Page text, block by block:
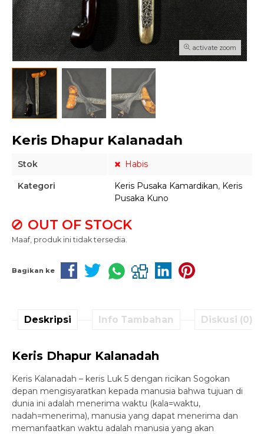
activate zoom
Keris Dhapur Kalanadah
Stok Habis
Kategori Keris Pusaka Kamardikan, Keris
Pusaka Kuno
OUT OF STOCK
Maaf, produk ini tidak tersedia.
Bagikan ke
Deskripsi Info Tambahan Diskusi (0)
Keris Dhapur Kalanadah
Keris Kalanadah – keris Luk 5 dengan ricikan Sogokan
depan mengisyaratkan kepada manusia bahwa tujuan di
dunia ini adalah menerima waktu (kala=waktu,
nadah=menerima), manusia yang dapat menerima dan
memanfaatkan waktu adalah manusia yang akan